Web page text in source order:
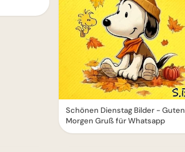
Schönen Dienstag Bilder - Guten
Morgen Gruß für Whatsapp